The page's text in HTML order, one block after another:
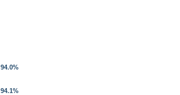
94.0%
94.1%